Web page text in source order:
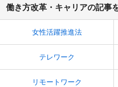
働き方改革・キャリアの記事
女性活躍推進法
テレワーク
リモートワーク